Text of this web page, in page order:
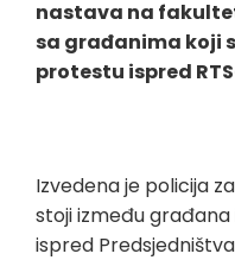
nastava na
sa građanima koji
protestu ispred
Izvedena je policija
stoji između
ispred